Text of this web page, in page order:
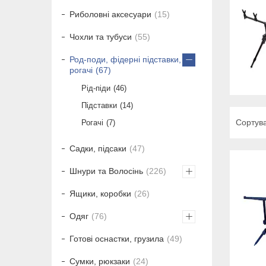
Риболовні аксесуари 15
Чохли та тубуси 55
Род-поди, фідерні підставки,
рогачі
67
Рід-піди 46
Підставки
14
Рогачі
7
Садки, підсаки 47
Шнури та Волосінь 226
Ящики, коробки 26
Одяг 76
Готові оснастки, грузила 49
Сумки, рюкзаки 24